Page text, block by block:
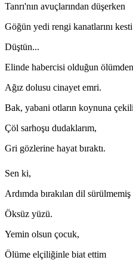
Tanrı'nın avuçlarından düşerken
Göğün yedi rengi kanatlarını kesti
Düştün...
Elinde habercisi olduğun ölümden
Ağız dolusu cinayet emri.
Bak, yabani otların koynuna
Çöl sarhoşu dudaklarım,
Gri gözlerine hayat bıraktı.
Sen ki,
Ardımda bırakılan dil sürülmemiş
Öksüz yüzü.
Yemin olsun çocuk,
Ölüme elçiliğinle biat ettim